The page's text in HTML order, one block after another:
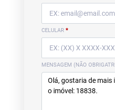
CELULAR *
MENSAGEM (NÃO